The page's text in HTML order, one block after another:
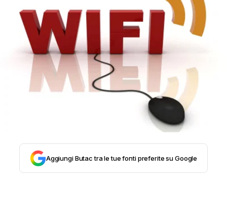
STORIA E CITAZIONI
INTRATTENIMENTO
COMPLOTTI, LEGGENDE URBANE ED
EDITORIALIAggiungi Butac tra le tue fonti preferite su Google